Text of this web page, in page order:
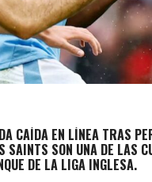
CAÍDA EN LÍNEA TRAS
SON UNA DE LAS
DE LA LIGA INGLESA.